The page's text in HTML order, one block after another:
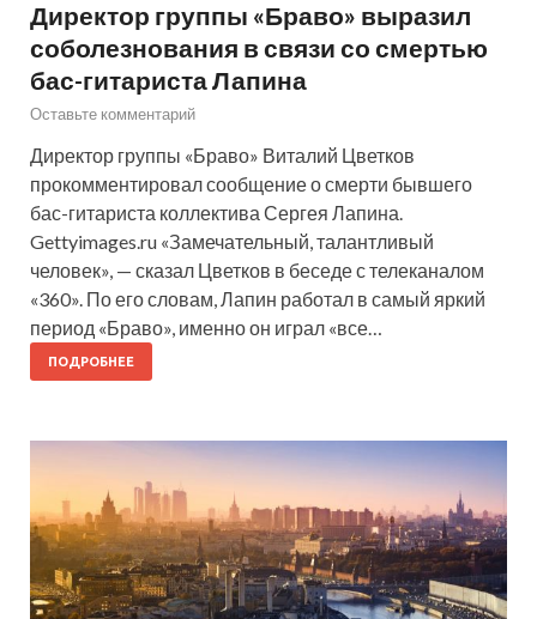
Директор группы «Браво» выразил
соболезнования в связи со смертью
бас-гитариста Лапина
Оставьте комментарий
Директор группы «Браво» Виталий Цветков
прокомментировал сообщение о смерти бывшего
бас-гитариста коллектива Сергея Лапина.
Gettyimages.ru «Замечательный, талантливый
человек», — сказал Цветков в беседе с телеканалом
«360». По его словам, Лапин работал в самый яркий
период «Браво», именно он играл «все…
ПОДРОБНЕЕ